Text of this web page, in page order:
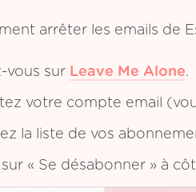
arrêter les emails de
vous sur Leave Me Alone.
votre compte email
la liste de vos
« Se désabonner » à